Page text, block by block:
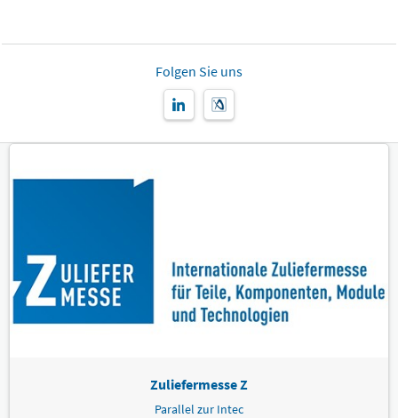
Folgen Sie uns
Zuliefermesse Z
Parallel zur Intec